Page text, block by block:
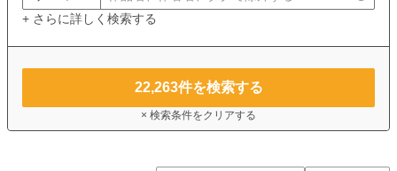
+ さらに詳しく検索する
22,263件を検索する
× 検索条件をクリアする